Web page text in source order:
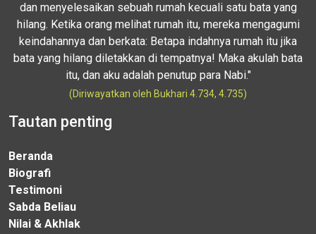
dan menyelesaikan sebuah rumah kecuali satu bata yang
hilang. Ketika orang melihat rumah itu, mereka mengagumi
keindahannya dan berkata: Betapa indahnya rumah itu jika
bata yang hilang diletakkan di tempatnya! Maka akulah bata
itu, dan aku adalah penutup para Nabi."
(Diriwayatkan oleh Bukhari 4.734, 4.735)
Tautan penting
Beranda
Biografi
Testimoni
Sabda Beliau
Nilai & Akhlak